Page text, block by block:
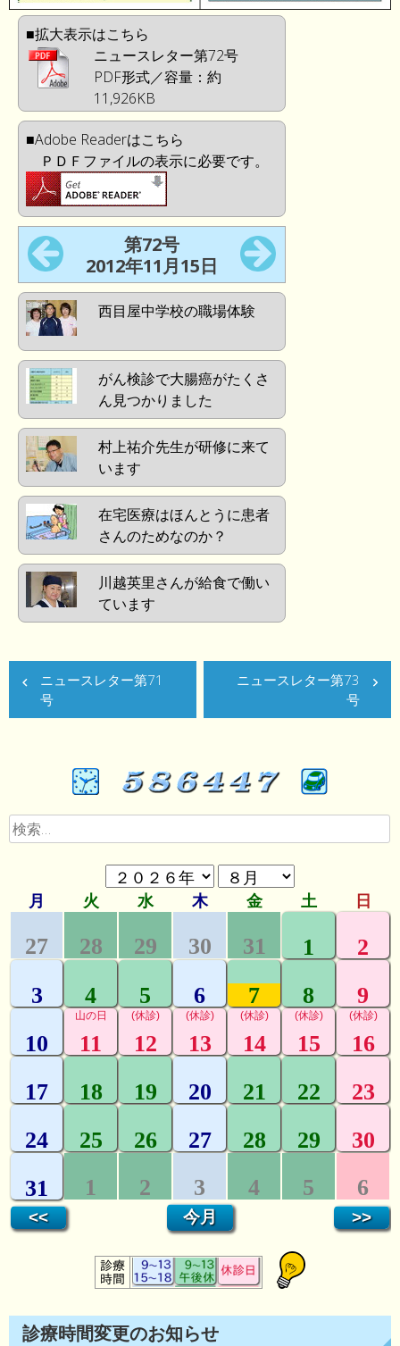
■拡大表示はこちら
ニュースレター第72号
PDF形式／容量：約
11,926KB
■Adobe Readerはこちら
ＰＤＦファイルの表示に必要です。
第72号
2012年11月15日
西目屋中学校の職場体験
がん検診で大腸癌がたくさ
ん見つかりました
村上祐介先生が研修に来て
います
在宅医療はほんとうに患者
さんのためなのか？
川越英里さんが給食で働い
ています
ニュースレター第71
号
ニュースレター第73
号
検
索:
診療時間変更のお知らせ